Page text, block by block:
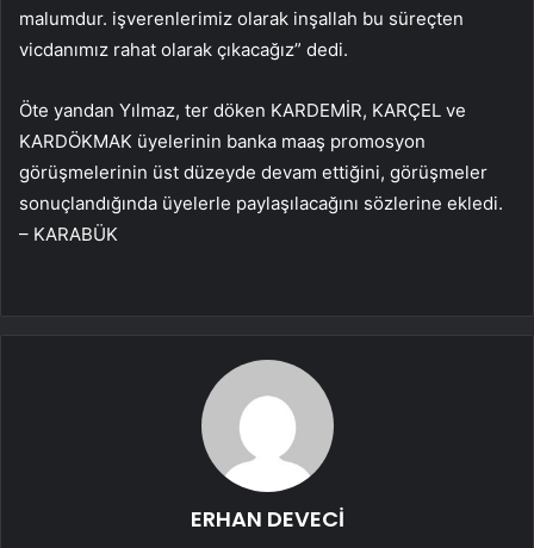
malumdur. işverenlerimiz olarak inşallah bu süreçten
vicdanımız rahat olarak çıkacağız” dedi.
Öte yandan Yılmaz, ter döken KARDEMİR, KARÇEL ve
KARDÖKMAK üyelerinin banka maaş promosyon
görüşmelerinin üst düzeyde devam ettiğini, görüşmeler
sonuçlandığında üyelerle paylaşılacağını sözlerine ekledi.
– KARABÜK
ERHAN DEVECİ